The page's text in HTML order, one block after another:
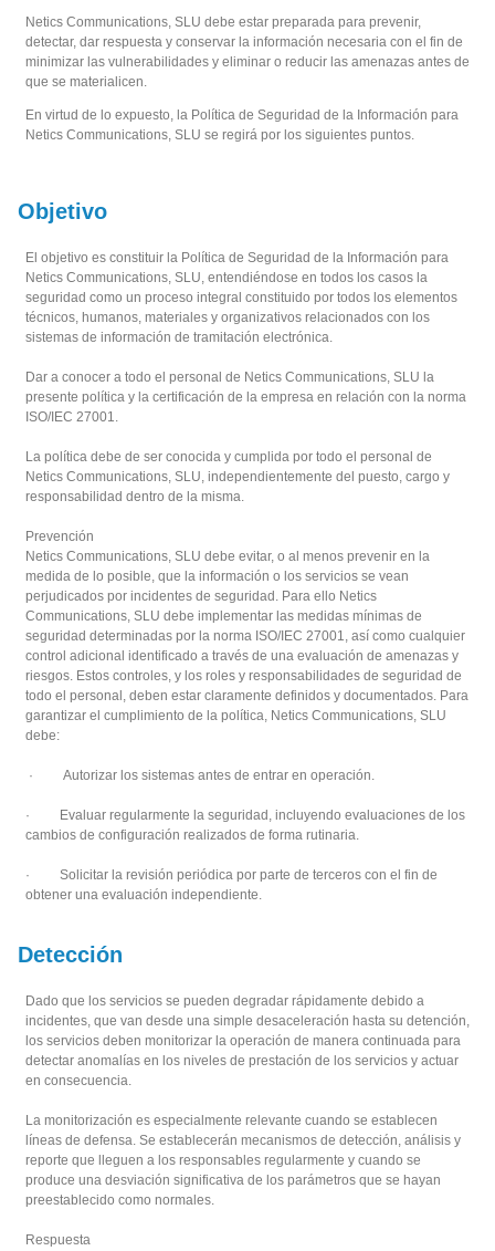
Netics Communications, SLU debe estar preparada para prevenir,
detectar, dar respuesta y conservar la información necesaria con el fin de
minimizar las vulnerabilidades y eliminar o reducir las amenazas antes de
que se materialicen.
En virtud de lo expuesto, la Política de Seguridad de la Información para
Netics Communications, SLU se regirá por los siguientes puntos.
Objetivo
El objetivo es constituir la Política de Seguridad de la Información para
Netics Communications, SLU, entendiéndose en todos los casos la
seguridad como un proceso integral constituido por todos los elementos
técnicos, humanos, materiales y organizativos relacionados con los
sistemas de información de tramitación electrónica.
Dar a conocer a todo el personal de Netics Communications, SLU la
presente política y la certificación de la empresa en relación con la norma
ISO/IEC 27001.
La política debe de ser conocida y cumplida por todo el personal de
Netics Communications, SLU, independientemente del puesto, cargo y
responsabilidad dentro de la misma.
Prevención
Netics Communications, SLU debe evitar, o al menos prevenir en la
medida de lo posible, que la información o los servicios se vean
perjudicados por incidentes de seguridad. Para ello Netics
Communications, SLU debe implementar las medidas mínimas de
seguridad determinadas por la norma ISO/IEC 27001, así como cualquier
control adicional identificado a través de una evaluación de amenazas y
riesgos. Estos controles, y los roles y responsabilidades de seguridad de
todo el personal, deben estar claramente definidos y documentados. Para
garantizar el cumplimiento de la política, Netics Communications, SLU
debe:
· Autorizar los sistemas antes de entrar en operación.
· Evaluar regularmente la seguridad, incluyendo evaluaciones de los
cambios de configuración realizados de forma rutinaria.
· Solicitar la revisión periódica por parte de terceros con el fin de
obtener una evaluación independiente.
Detección
Dado que los servicios se pueden degradar rápidamente debido a
incidentes, que van desde una simple desaceleración hasta su detención,
los servicios deben monitorizar la operación de manera continuada para
detectar anomalías en los niveles de prestación de los servicios y actuar
en consecuencia.
La monitorización es especialmente relevante cuando se establecen
líneas de defensa. Se establecerán mecanismos de detección, análisis y
reporte que lleguen a los responsables regularmente y cuando se
produce una desviación significativa de los parámetros que se hayan
preestablecido como normales.
Respuesta